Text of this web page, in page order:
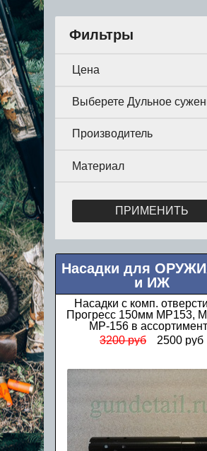
Фильтры
Цена
Выберете Дульное
Производитель
Материал
ПРИМЕНИТЬ
Насадки для
и ИЖ
Насадки Прогресс
(ИЖ) 12 калибра в
1000 руб 850 руб